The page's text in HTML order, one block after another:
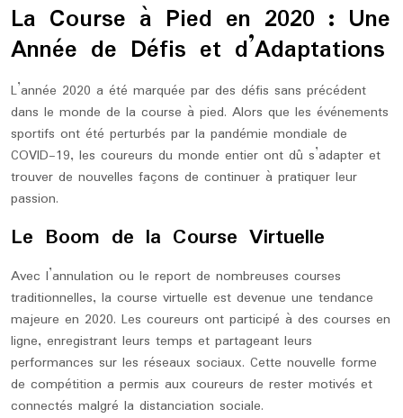
La Course à Pied en 2020 : Une
Année de Défis et d’Adaptations
L’année 2020 a été marquée par des défis sans précédent
dans le monde de la course à pied. Alors que les événements
sportifs ont été perturbés par la pandémie mondiale de
COVID-19, les coureurs du monde entier ont dû s’adapter et
trouver de nouvelles façons de continuer à pratiquer leur
passion.
Le Boom de la Course Virtuelle
Avec l’annulation ou le report de nombreuses courses
traditionnelles, la course virtuelle est devenue une tendance
majeure en 2020. Les coureurs ont participé à des courses en
ligne, enregistrant leurs temps et partageant leurs
performances sur les réseaux sociaux. Cette nouvelle forme
de compétition a permis aux coureurs de rester motivés et
connectés malgré la distanciation sociale.